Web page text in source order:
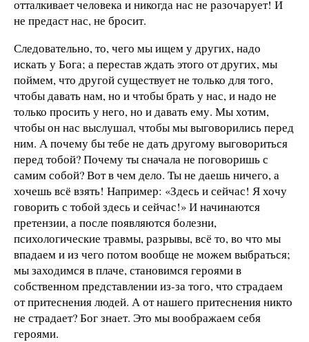
отталкивает человека и никогда нас не разочарует! И
не предаст нас, не бросит.
Следовательно, то, чего мы ищем у других, надо
искать у Бога; а перестав ждать этого от других, мы
поймем, что другой существует не только для того,
чтобы давать нам, но и чтобы брать у нас, и надо не
только просить у него, но и давать ему. Мы хотим,
чтобы он нас выслушал, чтобы мы выговорились перед
ним. А почему бы тебе не дать другому выговориться
перед тобой? Почему ты сначала не поговоришь с
самим собой? Вот в чем дело. Ты не даешь ничего, а
хочешь всё взять! Например: «Здесь и сейчас! Я хочу
говорить с тобой здесь и сейчас!» И начинаются
претензии, а после появляются болезни,
психологические травмы, разрывы, всё то, во что мы
впадаем и из чего потом вообще не можем выбраться;
мы заходимся в плаче, становимся героями в
собственном представлении из-за того, что страдаем
от притеснения людей. А от нашего притеснения никто
не страдает? Бог знает. Это мы воображаем себя
героями.